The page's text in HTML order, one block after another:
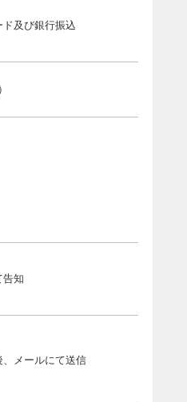
及び銀行振込
告知
メールにて送信